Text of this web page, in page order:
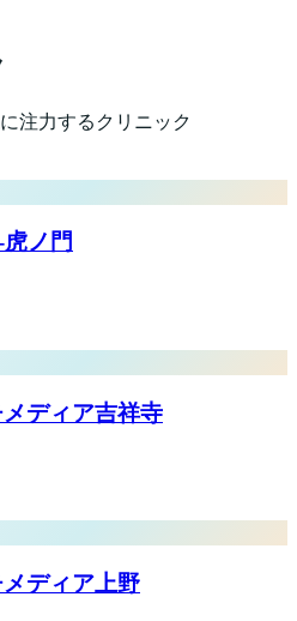
注力するクリニック
ノ門
ディア吉祥寺
ディア上野